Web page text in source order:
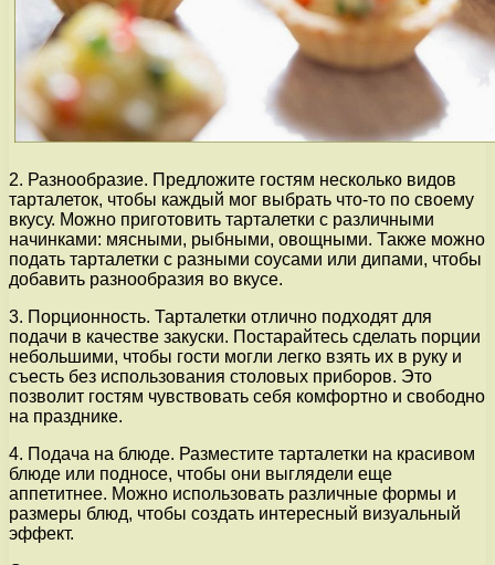
2. Разнообразие. Предложите гостям несколько видов
тарталеток, чтобы каждый мог выбрать что-то по своему
вкусу. Можно приготовить тарталетки с различными
начинками: мясными, рыбными, овощными. Также можно
подать тарталетки с разными соусами или дипами, чтобы
добавить разнообразия во вкусе.
3. Порционность. Тарталетки отлично подходят для
подачи в качестве закуски. Постарайтесь сделать порции
небольшими, чтобы гости могли легко взять их в руку и
съесть без использования столовых приборов. Это
позволит гостям чувствовать себя комфортно и свободно
на празднике.
4. Подача на блюде. Разместите тарталетки на красивом
блюде или подносе, чтобы они выглядели еще
аппетитнее. Можно использовать различные формы и
размеры блюд, чтобы создать интересный визуальный
эффект.